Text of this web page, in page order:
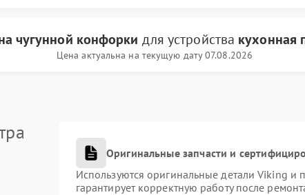
чугунной конфорки для устройства кухонная
Цена актуальна на текущую дату 07.08.2026
Оригинальные запчасти и
Используются оригинальные детали Viking
гарантирует корректную работу после